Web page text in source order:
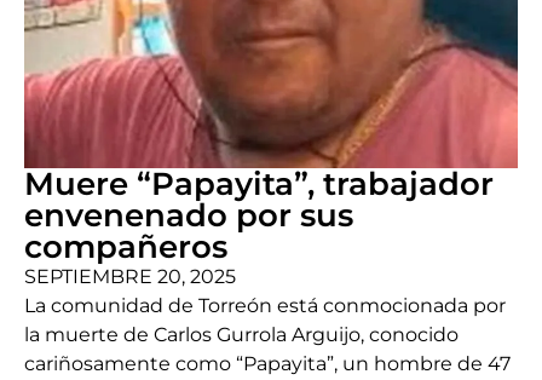
Muere “Papayita”, trabajador
envenenado por sus
compañeros
SEPTIEMBRE 20, 2025
La comunidad de Torreón está conmocionada por
la muerte de Carlos Gurrola Arguijo, conocido
cariñosamente como “Papayita”, un hombre de 47